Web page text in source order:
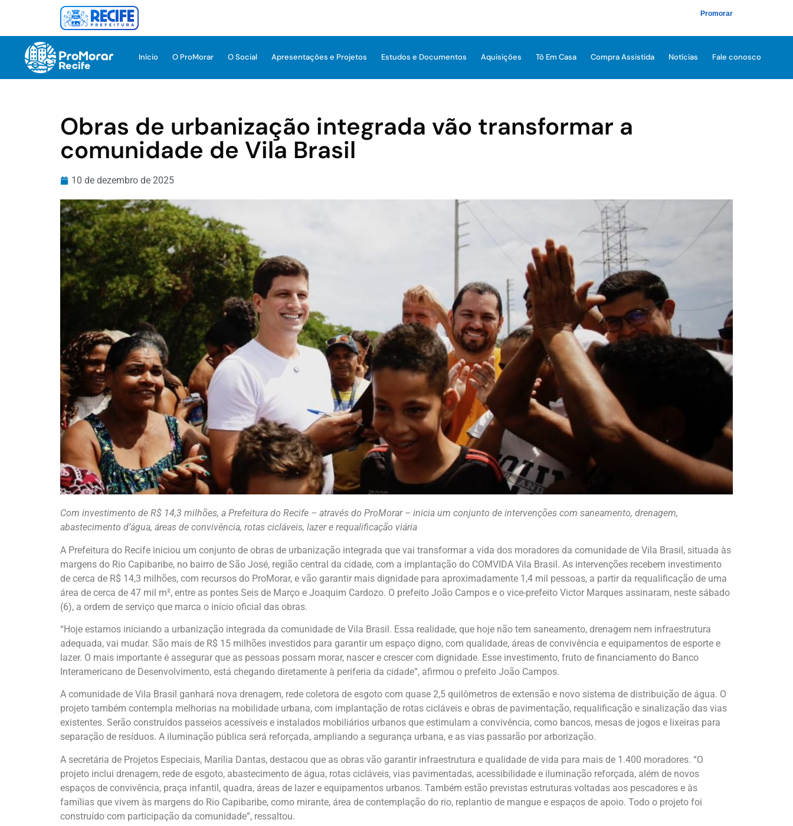
Promorar
Início O ProMorar O Social Apresentações e Projetos Estudos e Documentos Aquisições Tô Em Casa Compra Assistida Notícias Fale conosco
Obras de urbanização integrada vão transformar a
comunidade de Vila Brasil
10 de dezembro de 2025
Com investimento de R$ 14,3 milhões, a Prefeitura do Recife – através do ProMorar – inicia um conjunto de intervenções com saneamento, drenagem,
abastecimento d’água, áreas de convivência, rotas cicláveis, lazer e requalificação viária
A Prefeitura do Recife iniciou um conjunto de obras de urbanização integrada que vai transformar a vida dos moradores da comunidade de Vila Brasil, situada às
margens do Rio Capibaribe, no bairro de São José, região central da cidade, com a implantação do COMVIDA Vila Brasil. As intervenções recebem investimento
de cerca de R$ 14,3 milhões, com recursos do ProMorar, e vão garantir mais dignidade para aproximadamente 1,4 mil pessoas, a partir da requalificação de uma
área de cerca de 47 mil m², entre as pontes Seis de Março e Joaquim Cardozo. O prefeito João Campos e o vice-prefeito Victor Marques assinaram, neste sábado
(6), a ordem de serviço que marca o início oficial das obras.
“Hoje estamos iniciando a urbanização integrada da comunidade de Vila Brasil. Essa realidade, que hoje não tem saneamento, drenagem nem infraestrutura
adequada, vai mudar. São mais de R$ 15 milhões investidos para garantir um espaço digno, com qualidade, áreas de convivência e equipamentos de esporte e
lazer. O mais importante é assegurar que as pessoas possam morar, nascer e crescer com dignidade. Esse investimento, fruto de financiamento do Banco
Interamericano de Desenvolvimento, está chegando diretamente à periferia da cidade”, afirmou o prefeito João Campos.
A comunidade de Vila Brasil ganhará nova drenagem, rede coletora de esgoto com quase 2,5 quilômetros de extensão e novo sistema de distribuição de água. O
projeto também contempla melhorias na mobilidade urbana, com implantação de rotas cicláveis e obras de pavimentação, requalificação e sinalização das vias
existentes. Serão construídos passeios acessíveis e instalados mobiliários urbanos que estimulam a convivência, como bancos, mesas de jogos e lixeiras para
separação de resíduos. A iluminação pública será reforçada, ampliando a segurança urbana, e as vias passarão por arborização.
A secretária de Projetos Especiais, Marília Dantas, destacou que as obras vão garantir infraestrutura e qualidade de vida para mais de 1.400 moradores. “O
projeto inclui drenagem, rede de esgoto, abastecimento de água, rotas cicláveis, vias pavimentadas, acessibilidade e iluminação reforçada, além de novos
espaços de convivência, praça infantil, quadra, áreas de lazer e equipamentos urbanos. Também estão previstas estruturas voltadas aos pescadores e às
famílias que vivem às margens do Rio Capibaribe, como mirante, área de contemplação do rio, replantio de mangue e espaços de apoio. Todo o projeto foi
construído com participação da comunidade”, ressaltou.